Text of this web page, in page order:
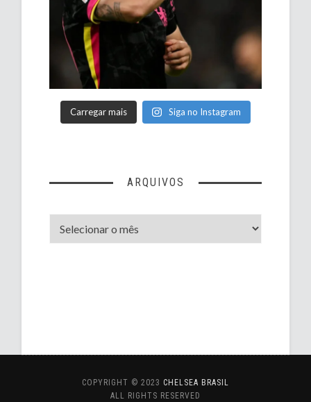
Carregar mais Siga no Instagram
ARQUIVOS
COPYRIGHT © 2023 CHELSEA BRASIL
ALL RIGHTS RESERVED